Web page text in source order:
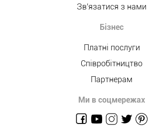
Зв'язатися з нами
Бізнес
Платні послуги
Співробітництво
Партнерам
Ми в соцмережах